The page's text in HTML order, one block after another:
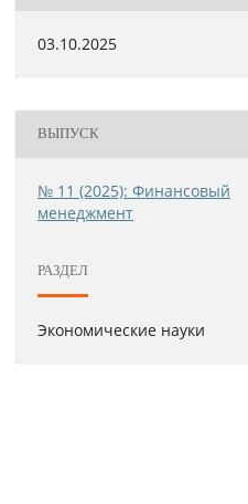
03.10.2025
ВЫПУСК
№ 11 (2025): Финансовый
менеджмент
РАЗДЕЛ
Экономические науки